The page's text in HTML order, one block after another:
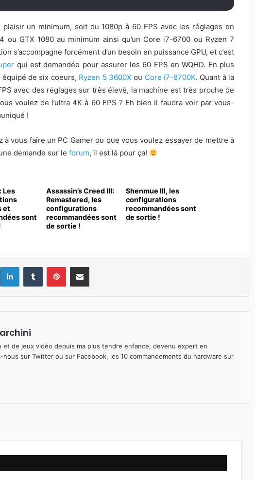
un minimum, soit du 1080p à 60 FPS avec les réglages en
ou GTX 1080 au minimum ainsi qu’un Core i7-6700 ou Ryzen 7
s’accompagne forcément d’un besoin en puissance GPU, et c’est
qui est demandée pour assurer les 60 FPS en WQHD. En plus
équipé de six coeurs, Ryzen 5 3600X ou Core i7-8700K. Quant à la
avec des réglages sur très élevé, la machine est très proche de
voulez de l’ultra 4K à 60 FPS ? Eh bien il faudra voir par vous-
!
vous faire un PC Gamer ou que vous voulez essayer de mettre à
demande sur le forum, il est là pour ça!
Les
et
sont
Assassin’s Creed III:
Remastered, les
configurations
recommandées sont
de sortie !
Shenmue III, les
configurations
recommandées sont
de sortie !
LinkedinTumblr PinterestPargater via Email
et de jeux vidéo depuis ma plus tendre enfance, devenu expert en
nous sur Twitter ou sur Facebook, les 10 commandements du hardware sur